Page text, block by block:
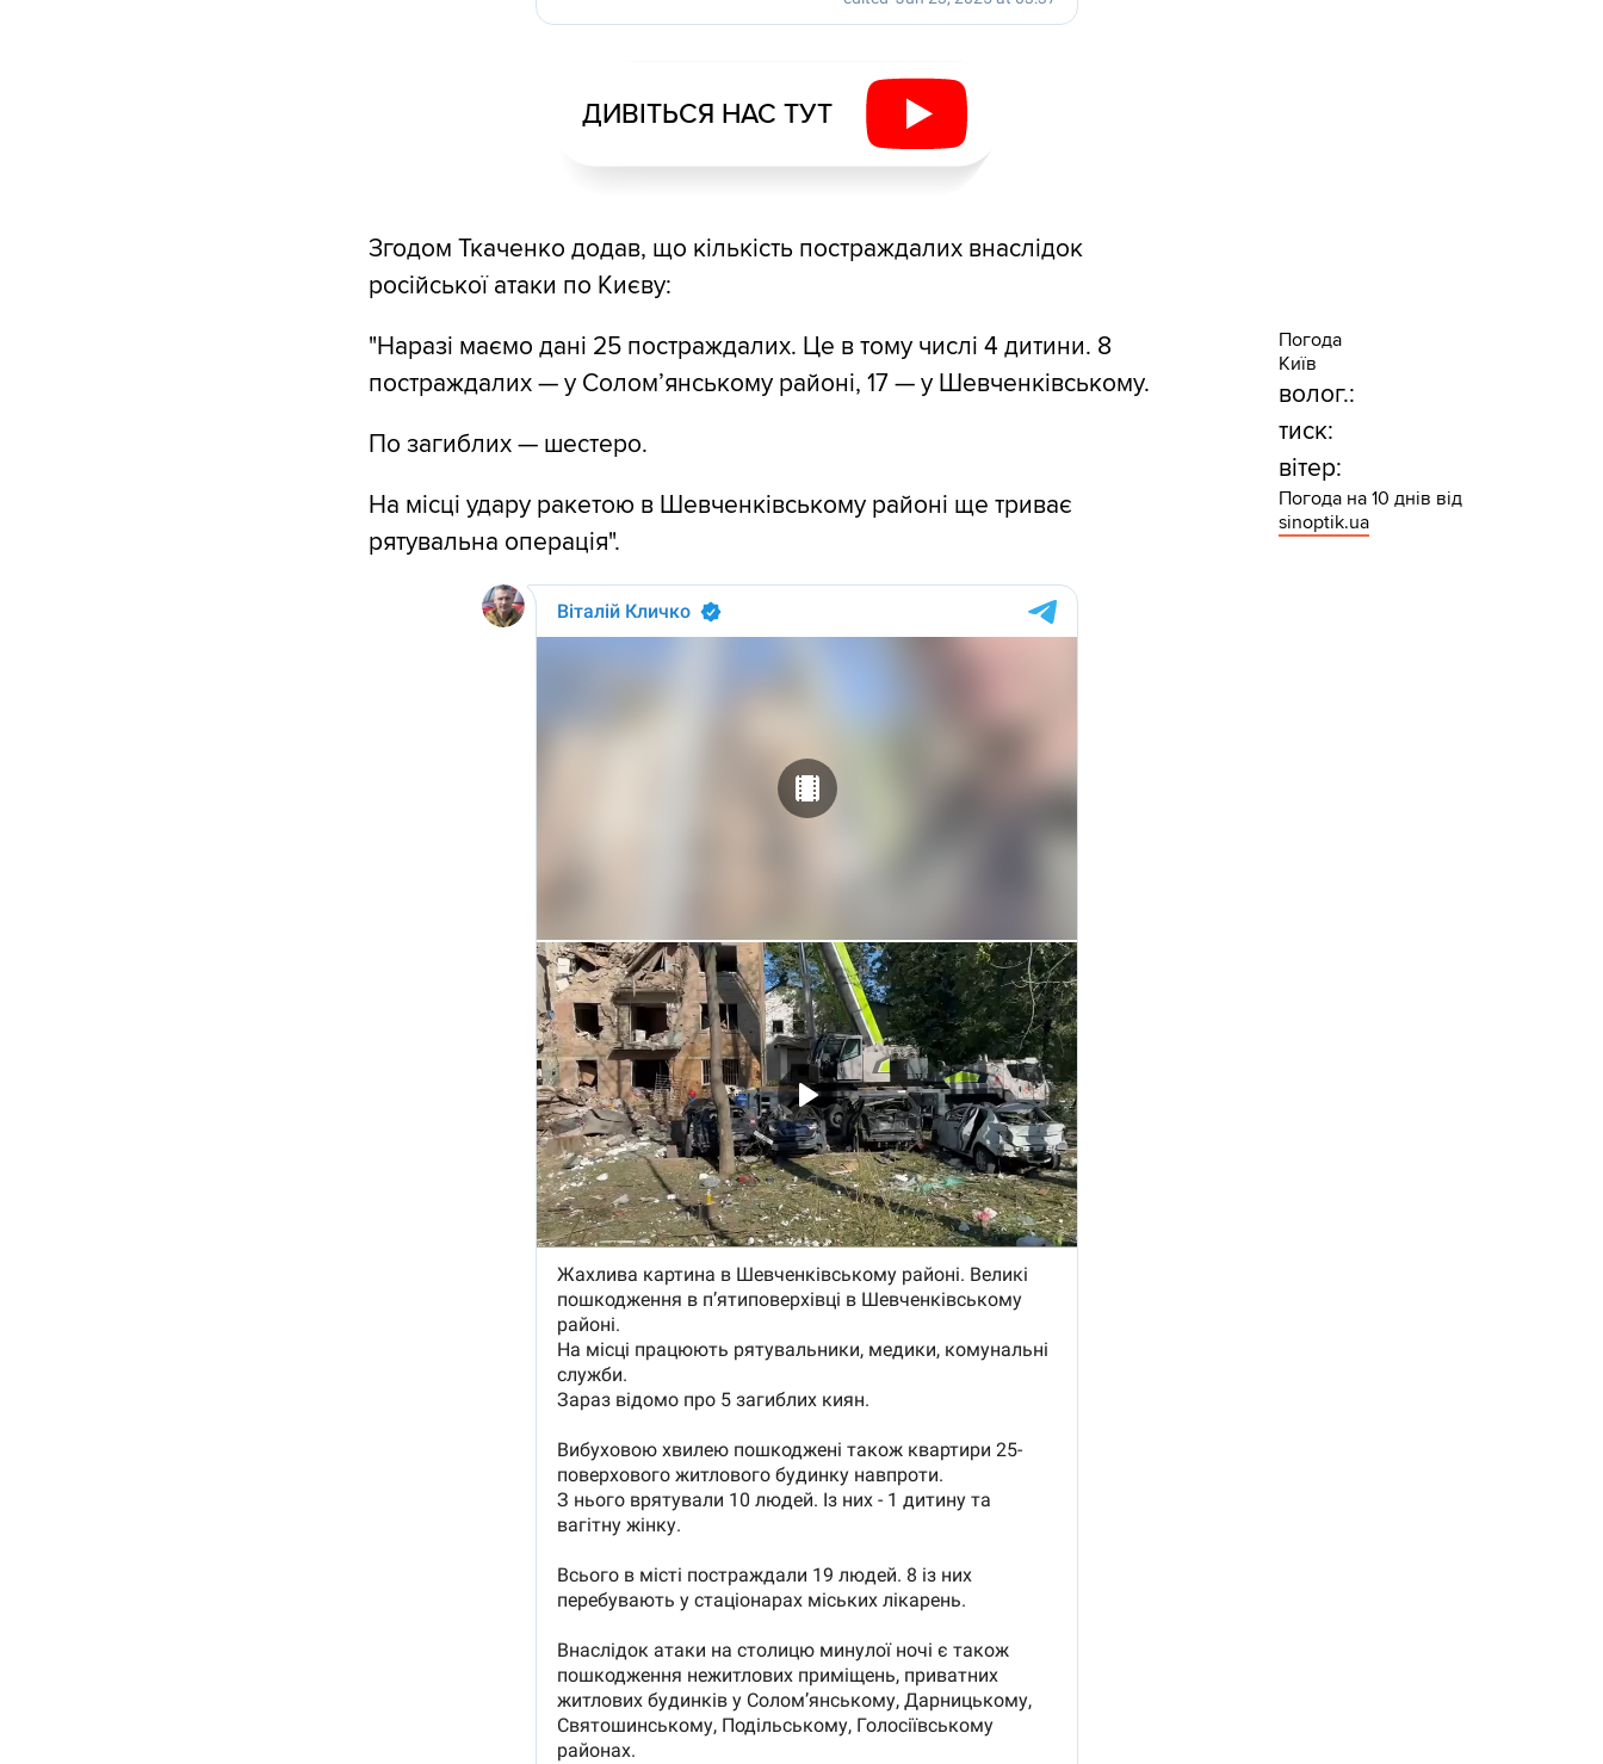
ДИВІТЬСЯ НАС ТУТ
Згодом Ткаченко додав, що кількість постраждалих внаслідок
російської атаки по Києву:
"Наразі маємо дані 25 постраждалих. Це в тому числі 4 дитини. 8
постраждалих — у Соломʼянському районі, 17 — у Шевченківському.
По загиблих — шестеро.
На місці удару ракетою в Шевченківському районі ще триває
рятувальна операція".
Погода
Київ
волог.:
тиск:
вітер:
Погода на 10 днів від
sinoptik.ua